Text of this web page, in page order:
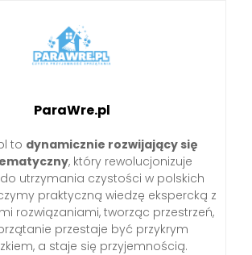
ParaWre.pl
to dynamicznie rozwijający się
, który rewolucjonizuje
utrzymania czystości w polskich
praktyczną wiedzę ekspercką z
rozwiązaniami, tworząc przestrzeń,
przestaje być przykrym
a staje się przyjemnością.